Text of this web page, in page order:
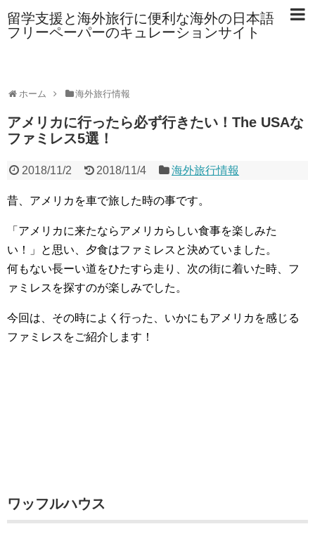
留学支援と海外旅行に便利な海外の日本語
フリーペーパーのキュレーションサイト
ホーム 海外旅行情報
アメリカに行ったら必ず行きたい！The USAな
ファミレス5選！
2018/11/2 2018/11/4 海外旅行情報
昔、アメリカを車で旅した時の事です。
「アメリカに来たならアメリカらしい食事を楽しみた
い！」と思い、夕食はファミレスと決めていました。
何もない長ーい道をひたすら走り、次の街に着いた時、フ
ァミレスを探すのが楽しみでした。
今回は、その時によく行った、いかにもアメリカを感じる
ファミレスをご紹介します！
ワッフルハウス